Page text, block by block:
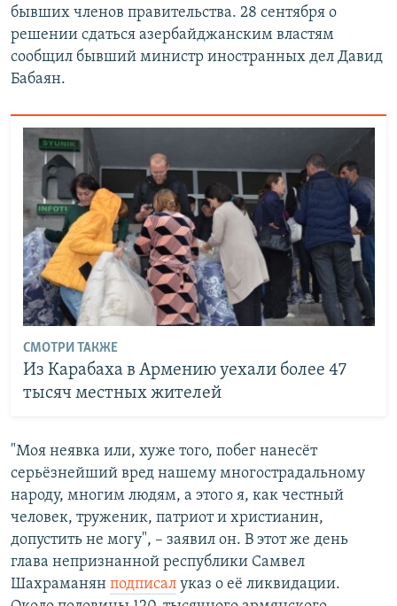
бывших членов правительства. 28 сентября о
решении сдаться азербайджанским властям
сообщил бывший министр иностранных дел Давид
Бабаян.
СМОТРИ ТАКЖЕ
Из Карабаха в Армению уехали более 47
тысяч местных жителей
"Моя неявка или, хуже того, побег нанесёт
серьёзнейший вред нашему многострадальному
народу, многим людям, а этого я, как честный
человек, труженик, патриот и христианин,
допустить не могу", – заявил он. В этот же день
глава непризнанной республики Самвел
Шахраманян подписал указ о её ликвидации.